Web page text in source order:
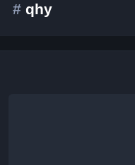
# qhy